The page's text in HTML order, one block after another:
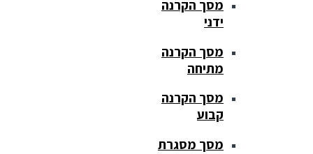
מסך הקרנה
ידני
מסך הקרנה
מתיחה
מסך הקרנה
קבוע
מסך מסגרת